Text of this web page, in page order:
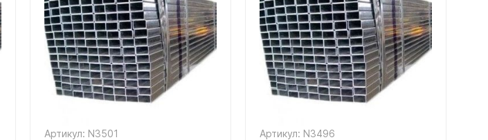
Артикул: N3501 Артикул: N3496